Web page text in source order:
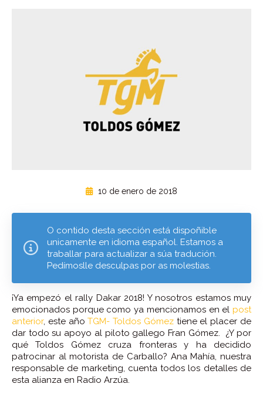
10 de enero de 2018
O contido desta sección está dispoñible
unicamente en idioma español. Estamos a
traballar para actualizar a súa tradución.
Pedímoslle desculpas por as molestias.
¡Ya empezó el rally Dakar 2018! Y nosotros estamos muy
emocionados porque como ya mencionamos en el post
anterior, este añoTGM- Toldos Gómeztiene el placer de
dar todo su apoyo al piloto gallego Fran Gómez. ¿Y por
qué Toldos Gómez cruza fronteras y ha decidido
patrocinar al motorista de Carballo? Ana Mahía, nuestra
responsable de marketing, cuenta todos los detalles de
esta alianza en Radio Arzúa.